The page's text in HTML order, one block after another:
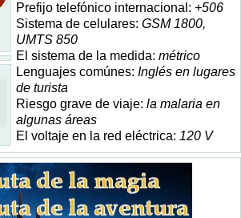
Prefijo telefónico internacional: +506
Sistema de celulares: GSM 1800,
UMTS 850
El sistema de la medida: métrico
Lenguajes comúnes: Inglés en lugares
de turista
Riesgo grave de viaje: la malaria en
algunas áreas
El voltaje en la red eléctrica: 120 V